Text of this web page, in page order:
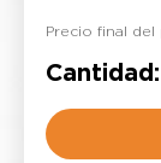
Precio final
Cantidad: